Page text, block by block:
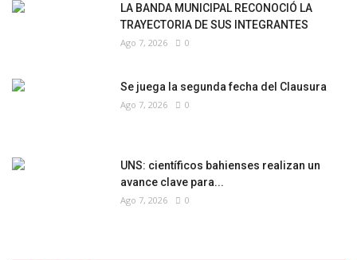
LA BANDA MUNICIPAL RECONOCIÓ LA
TRAYECTORIA DE SUS INTEGRANTES
Ago 7, 2026 0
Se juega la segunda fecha del Clausura
Ago 7, 2026 0
UNS: científicos bahienses realizan un
avance clave para...
Ago 7, 2026 0